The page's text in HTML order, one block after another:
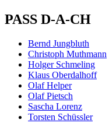
PASS D-A-CH
Bernd Jungbluth
Christoph Muthmann
Holger Schmeling
Klaus Oberdalhoff
Olaf Helper
Olaf Pietsch
Sascha Lorenz
Torsten Schüssler